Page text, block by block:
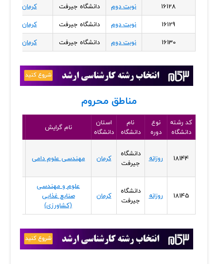
16128
نوبت دوم دانشگاه جیرفت
کرمان
16129
نوبت دوم دانشگاه جیرفت
کرمان
16130
نوبت دوم دانشگاه جیرفت کرمان
مناطق محروم
کد رشته
دانشگاه
نوع
دوره
نام
دانشگاه
استان
دانشگاه
نام گرایش
18144 روزانه
دانشگاه
جیرفت
کرمان مهندسی علوم دامی
18145 روزانه
دانشگاه
جیرفت
کرمان
علوم و مهندسی
صنایع غذایی
(کشاورزی)